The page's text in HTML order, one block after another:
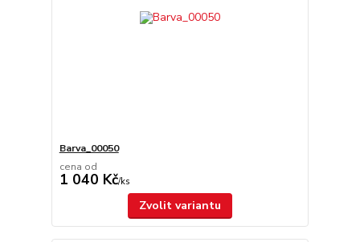
Barva_00050
cena od
1 040 Kč/ks
Zvolit variantu